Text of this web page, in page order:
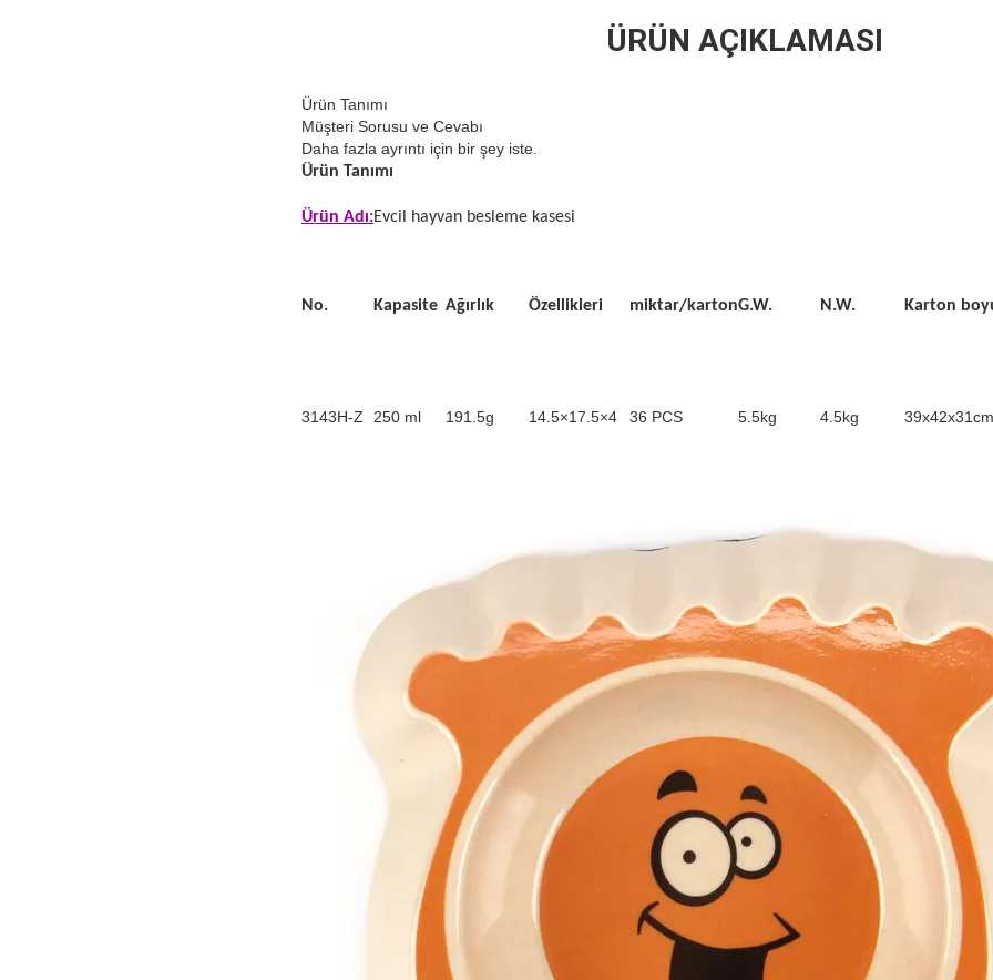
ÜRÜN AÇIKLAMASI
Ürün Tanımı
Müşteri Sorusu ve Cevabı
Daha fazla ayrıntı için bir şey iste.
Ürün Tanımı
Ürün Adı:Evcil hayvan besleme kasesi
No. Kapasite Ağırlık Özellikleri miktar/kartonG.W. N.W. Karton
3143H-Z 250 ml 191.5g 14.5×17.5×4 36 PCS 5.5kg 4.5kg 39x42x31cm